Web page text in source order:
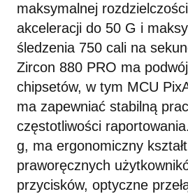
maksymalnej
akceleracji do 50 G i
śledzenia 750 cali na
Zircon 880 PRO ma
chipsetów, w tym MCU
ma zapewniać stabilną
częstotliwości
g, ma ergonomiczny
praworęcznych
przycisków, optyczne